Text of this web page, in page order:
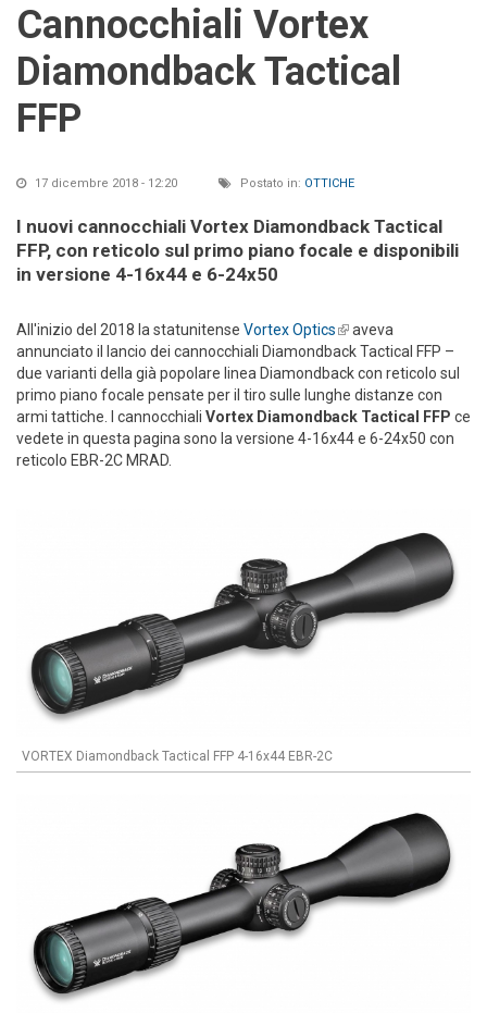
Cannocchiali Vortex
Diamondback Tactical
FFP
17 dicembre 2018 - 12:20 Postato in: OTTICHE
I nuovi cannocchiali Vortex Diamondback Tactical
FFP, con reticolo sul primo piano focale e disponibili
in versione 4-16x44 e 6-24x50
All'inizio del 2018 la statunitense Vortex Optics(link is external)
aveva
annunciato il lancio dei cannocchiali Diamondback Tactical FFP –
due varianti della già popolare linea Diamondback con reticolo sul
primo piano focale pensate per il tiro sulle lunghe distanze con
armi tattiche. I cannocchiali Vortex Diamondback Tactical FFP ce
vedete in questa pagina sono la versione 4-16x44 e 6-24x50 con
reticolo EBR-2C MRAD.
VORTEX Diamondback Tactical FFP 4-16x44 EBR-2C